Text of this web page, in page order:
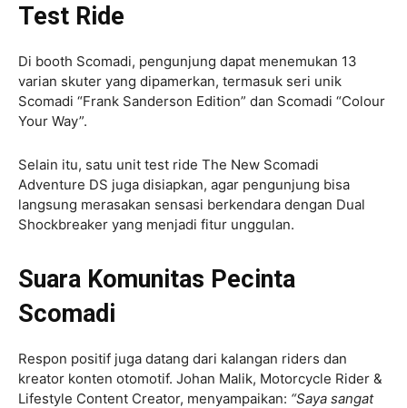
Test Ride
Di booth Scomadi, pengunjung dapat menemukan 13
varian skuter yang dipamerkan, termasuk seri unik
Scomadi “Frank Sanderson Edition” dan Scomadi “Colour
Your Way”.
Selain itu, satu unit test ride The New Scomadi
Adventure DS juga disiapkan, agar pengunjung bisa
langsung merasakan sensasi berkendara dengan Dual
Shockbreaker yang menjadi fitur unggulan.
Suara Komunitas Pecinta
Scomadi
Respon positif juga datang dari kalangan riders dan
kreator konten otomotif. Johan Malik, Motorcycle Rider &
Lifestyle Content Creator, menyampaikan: “Saya sangat